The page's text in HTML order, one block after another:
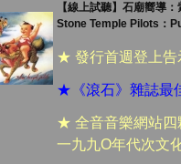
【線上試聽】石廟嚮導
Stone Temple Pilots：
★ 發行首週登上告
★《滾石》雜誌最
★ 全音音樂網站四
一九九O年代次文